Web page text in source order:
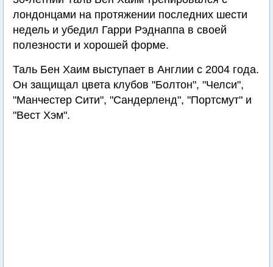
лондонцами на протяжении последних шести
недель и убедил Гарри Рэднаппа в своей
полезности и хорошей форме.
Таль Бен Хаим выступает в Англии с 2004 года.
Он защищал цвета клубов "Болтон", "Челси",
"Манчестер Сити", "Сандерленд", "Портсмут" и
"Вест Хэм".